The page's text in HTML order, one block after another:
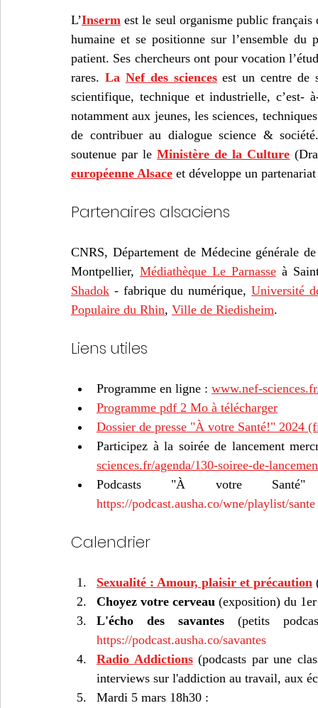
L’Inserm est le seul organisme public
humaine et se positionne sur l’ensemble
patient. Ses chercheurs ont pour vocation
rares. La Nef des sciences est un centre de
scientifique, technique et industrielle, c’est-
notamment aux jeunes, les sciences,
de contribuer au dialogue science &
soutenue par le Ministère de la Culture
européenne Alsace et développe un
Partenaires alsaciens
CNRS, Département de Médecine générale
Montpellier, Médiathèque Le Parnasse à
Shadok - fabrique du numérique, Université
Populaire du Rhin, Ville de Riedisheim.
Liens utiles
Programme en ligne : www.nef-
Programme pdf 2 Mo à télécharger
Dossier de presse "À votre Santé!" 2024
Participez à la soirée de lancement
sciences.fr/agenda/130-soiree-de-
https://podcast.ausha.co/wne/playlist/sante
Calendrier
Sexualité : Amour, plaisir et précaution
Choyez votre cerveau (exposition) du
L'écho des savantes
https://podcast.ausha.co/savantes
Radio Addictions (podcasts par une
interviews sur l'addiction au travail, aux
Mardi 5 mars 18h30 :